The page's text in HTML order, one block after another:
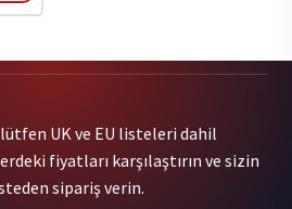
UK ve EU listeleri dahil
fiyatları karşılaştırın ve sizin
sipariş verin.